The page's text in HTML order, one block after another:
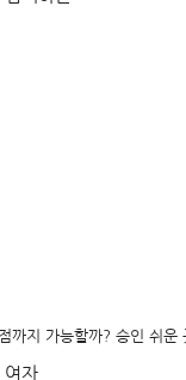
까지 가능할까? 승인 쉬운